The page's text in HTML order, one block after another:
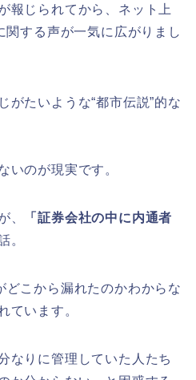
報じられてから、ネット上
関する声が一気に広がりまし
がたいような“都市伝説”的な
いのが現実です。
、
「証券会社の中に内通者
。
どこから漏れたのかわからな
ています。
なりに管理していた人たち